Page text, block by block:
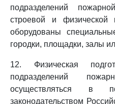
подразделений
строевой и физической
оборудованы
городки, площадки, залы
12. Физическая
подразделений
осуществляться в
законодательством